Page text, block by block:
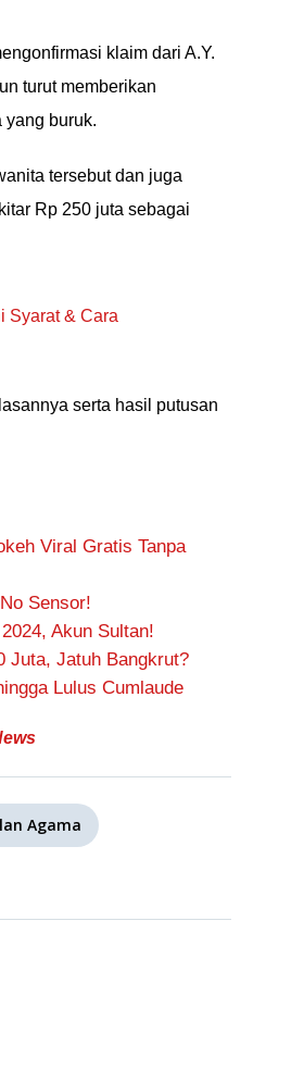
klaim dari A.Y.
turut memberikan
yang buruk.
tersebut dan juga
Rp 250 juta sebagai
Syarat & Cara
serta hasil putusan
Viral Gratis Tanpa
Sensor!
Akun Sultan!
Juta, Jatuh Bangkrut?
Lulus Cumlaude
Agama